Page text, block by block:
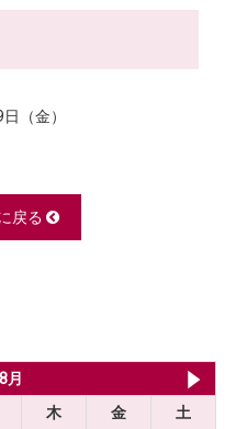
（金）
戻る
月
木 金
土